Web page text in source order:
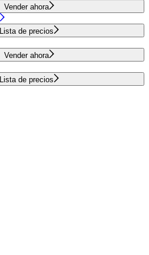
Vender ahora
Lista de precios
Vender ahora
Lista de precios